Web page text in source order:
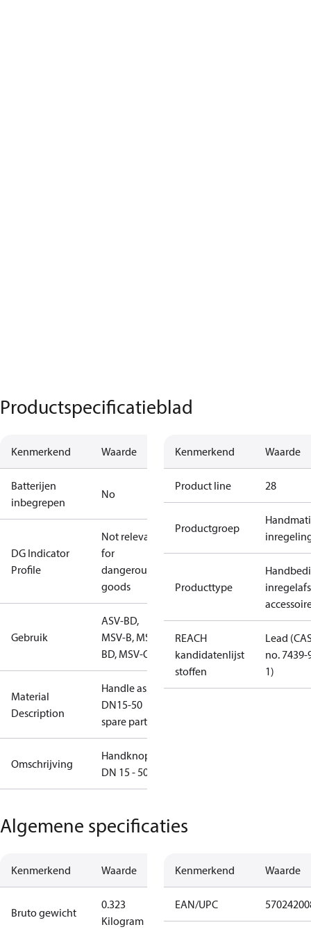
Productspecificatieblad
Kenmerkend Waarde
Batterijen
inbegrepen
No
DG Indicator
Profile
Not relevant
for
dangerous
goods
Gebruik
ASV-BD,
MSV-B, MSV-
BD, MSV-O
Material
Description
Handle ass'y
DN15-50
spare part
Omschrijving
Handknop
DN 15 - 50
Kenmerkend Waarde
Product line 28
Productgroep
Producttype
REACH
kandidatenlijst
stoffen
Lead
no. 7439-
1)
Algemene specificaties
Kenmerkend Waarde
Bruto gewicht
0.323
Kilogram
Kenmerkend Waarde
EAN/UPC